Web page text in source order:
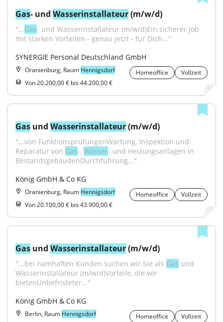
Gas- und Wasserinstallateur (m/w/d)
"...Gas- und Wasserinstallateur (m/w/d)Ein sicherer Job
mit starken Vorteilen - genau jetzt - für Dich..."
SYNERGIE Personal Deutschland GmbH
Oranienburg, Raum Hennigsdorf Homeoffice
Vollzeit
Von 20.200,00 € bis 44.200,00 €
Gas und Wasserinstallateur (m/w/d)
"...von FunktionsprüfungenWartung, Inspektion und
Reparatur von Gas-, Wasser- und Heizungsanlagen in
BestandsgebäudenDurchführung..."
König GmbH & Co KG
Oranienburg, Raum Hennigsdorf Homeoffice
Vollzeit
Von 20.100,00 € bis 43.900,00 €
Gas und Wasserinstallateur (m/w/d)
"...bei namhaften Kunden suchen wir Sie als Gas und
Wasserinstallateur (m/w/d)Vorteile, die wir
bietenUnbefristeter..."
König GmbH & Co KG
Berlin, Raum Hennigsdorf Homeoffice
Vollzeit